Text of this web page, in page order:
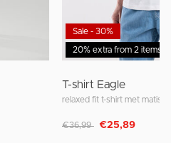
20% extra from 2 items
Sale - 30%
T-shirt Eagle
relaxed fit t-shirt met
Afgeprijsd van
€36,99 naar
€25,89